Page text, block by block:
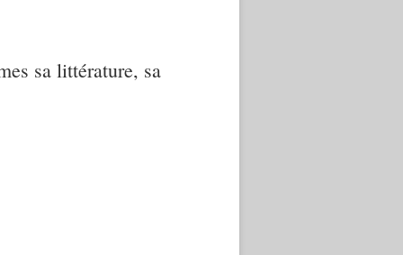
sa littérature, sa